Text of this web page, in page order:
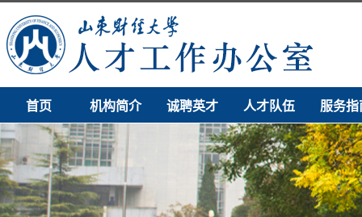
首页 机构简介 诚聘英才 人才队伍 服务指